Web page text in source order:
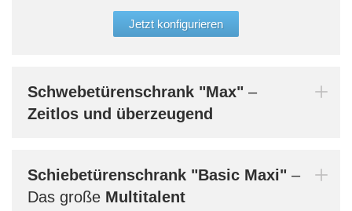
Jetzt konfigurieren
Schwebetürenschrank "Max" –
Zeitlos und überzeugend
Schiebetürenschrank "Basic Maxi" –
Das große Multitalent